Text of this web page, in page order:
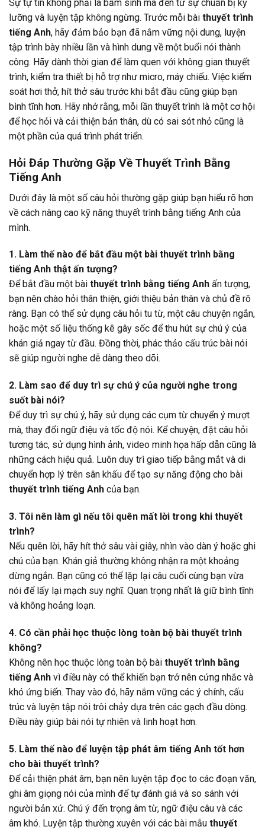
Sự tự tin không phải là bẩm sinh mà đến từ sự chuẩn bị kỹ
lưỡng và luyện tập không ngừng. Trước mỗi bài thuyết trình
tiếng Anh, hãy đảm bảo bạn đã nắm vững nội dung, luyện
tập trình bày nhiều lần và hình dung về một buổi nói thành
công. Hãy dành thời gian để làm quen với không gian thuyết
trình, kiểm tra thiết bị hỗ trợ như micro, máy chiếu. Việc kiểm
soát hơi thở, hít thở sâu trước khi bắt đầu cũng giúp bạn
bình tĩnh hơn. Hãy nhớ rằng, mỗi lần thuyết trình là một cơ hội
để học hỏi và cải thiện bản thân, dù có sai sót nhỏ cũng là
một phần của quá trình phát triển.
Hỏi Đáp Thường Gặp Về Thuyết Trình Bằng
Tiếng Anh
Dưới đây là một số câu hỏi thường gặp giúp bạn hiểu rõ hơn
về cách nâng cao kỹ năng thuyết trình bằng tiếng Anh của
mình.
1. Làm thế nào để bắt đầu một bài thuyết trình bằng
tiếng Anh thật ấn tượng?
Để bắt đầu một bài thuyết trình bằng tiếng Anh ấn tượng,
bạn nên chào hỏi thân thiện, giới thiệu bản thân và chủ đề rõ
ràng. Bạn có thể sử dụng câu hỏi tu từ, một câu chuyện ngắn,
hoặc một số liệu thống kê gây sốc để thu hút sự chú ý của
khán giả ngay từ đầu. Đồng thời, phác thảo cấu trúc bài nói
sẽ giúp người nghe dễ dàng theo dõi.
2. Làm sao để duy trì sự chú ý của người nghe trong
suốt bài nói?
Để duy trì sự chú ý, hãy sử dụng các cụm từ chuyển ý mượt
mà, thay đổi ngữ điệu và tốc độ nói. Kể chuyện, đặt câu hỏi
tương tác, sử dụng hình ảnh, video minh họa hấp dẫn cũng là
những cách hiệu quả. Luôn duy trì giao tiếp bằng mắt và di
chuyển hợp lý trên sân khấu để tạo sự năng động cho bài
thuyết trình tiếng Anh của bạn.
3. Tôi nên làm gì nếu tôi quên mất lời trong khi thuyết
trình?
Nếu quên lời, hãy hít thở sâu vài giây, nhìn vào dàn ý hoặc ghi
chú của bạn. Khán giả thường không nhận ra một khoảng
dừng ngắn. Bạn cũng có thể lặp lại câu cuối cùng bạn vừa
nói để lấy lại mạch suy nghĩ. Quan trọng nhất là giữ bình tĩnh
và không hoảng loạn.
4. Có cần phải học thuộc lòng toàn bộ bài thuyết trình
không?
Không nên học thuộc lòng toàn bộ bài thuyết trình bằng
tiếng Anh vì điều này có thể khiến bạn trở nên cứng nhắc và
khó ứng biến. Thay vào đó, hãy nắm vững các ý chính, cấu
trúc và luyện tập nói trôi chảy dựa trên các gạch đầu dòng.
Điều này giúp bài nói tự nhiên và linh hoạt hơn.
5. Làm thế nào để luyện tập phát âm tiếng Anh tốt hơn
cho bài thuyết trình?
Để cải thiện phát âm, bạn nên luyện tập đọc to các đoạn văn,
ghi âm giọng nói của mình để tự đánh giá và so sánh với
người bản xứ. Chú ý đến trọng âm từ, ngữ điệu câu và các
âm khó. Luyện tập thường xuyên với các bài mẫu thuyết